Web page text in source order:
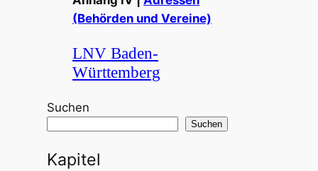
(Behörden und Vereine)
LNV Baden-
Württemberg
Suchen
Suchen
Kapitel